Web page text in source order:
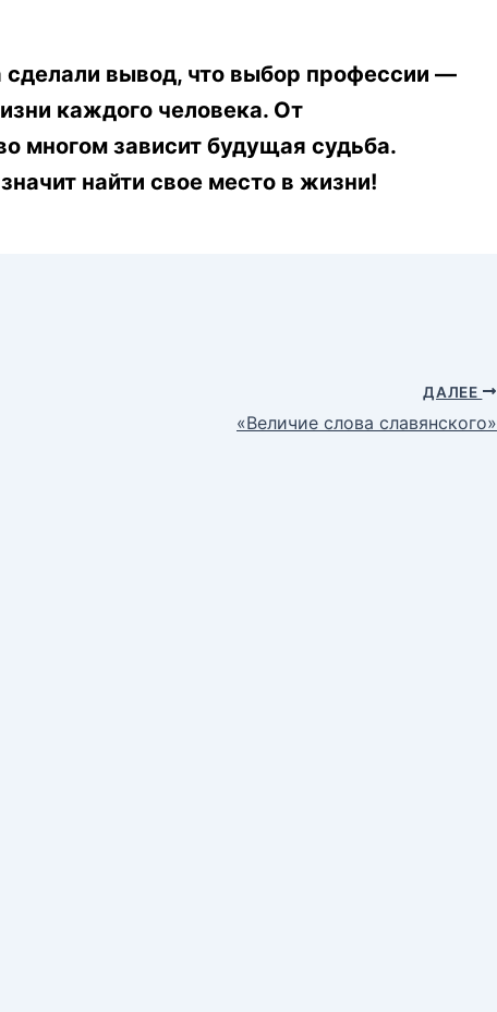
сделали вывод, что выбор профессии —
каждого человека. От
многом зависит будущая судьба.
найти свое место в жизни!
ДАЛЕЕ
«Величие слова славянского»